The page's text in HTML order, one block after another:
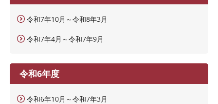
令和7年10月～令和8年3月
令和7年4月～令和7年9月
令和6年度
令和6年10月～令和7年3月